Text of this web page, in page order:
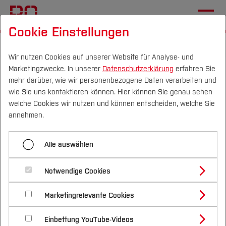
Campus Personen DE|EN Quicklinks
Studium
Studienangebote
Bachelorstudiengänge
Masterstudiengänge
Vor dem Studium
Bewerben & Einschreiben
Bewerbungsportal
Im Studium
Studienbüros und Prüfungen
Nach dem Studium
Forschung & Transfer
Profil
Forschungs- und Transferprofil
Schwerpunkte (FuT)
Beratung & Förderung
Nachhaltigkeit
Nachhaltigkeit studieren
International
Film weist Wege zum
Immobilienwert in NRW
16.11.2020
Experte der Hochschule Bochum
klärt mit YouTube-Video am
Beispiel Düsseldorf auf
Cookie Einstellungen
Wir nutzen Cookies auf unserer Website für Analyse- und
Marketingzwecke. In unserer Datenschutzerklärung erfahren Sie
mehr darüber, wie wir personenbezogene Daten verarbeiten und
wie Sie uns kontaktieren können. Hier können Sie genau sehen
welche Cookies wir nutzen und können entscheiden, welche Sie
annehmen.
Alle auswählen
Notwendige Cookies
Marketingrelevante Cookies
Einbettung YouTube-Videos